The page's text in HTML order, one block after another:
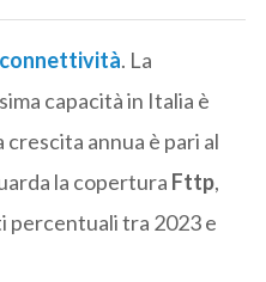
connettività. La
capacità in Italia è
crescita annua è pari al
la copertura Fttp,
percentuali tra 2023 e